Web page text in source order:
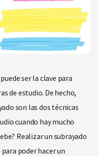
ser la clave para
de estudio. De hecho,
son las dos técnicas
cuando hay mucho
Realizar un subrayado
poder hacer un